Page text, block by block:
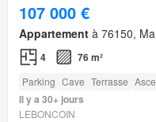
107 000 €
Appartement à 76150,
4 76 m²
Parking Cave Terrasse
Il y a 30+ jours
LEBONCOIN